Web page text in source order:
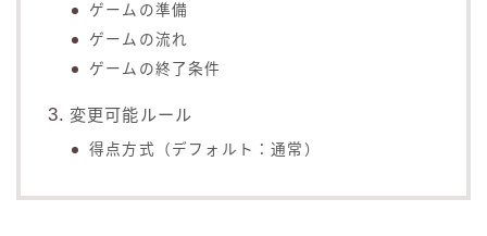
ゲームの準備
ゲームの流れ
ゲームの終了条件
変更可能ルール
得点方式（デフォルト：通常）